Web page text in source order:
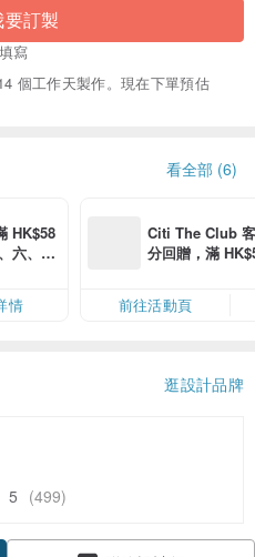
要訂製
寫
個工作天製作。現在下單預估
看全部 (6)
HK$58
六、日
情
Citi The Club
分回贈，滿
前往活動頁
逛設計品牌
5 (499)